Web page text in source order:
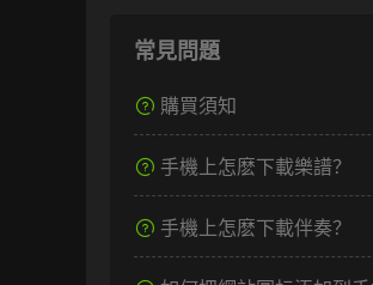
常見問題
購買須知
手機上怎麽下載樂譜？
手機上怎麽下載伴奏？